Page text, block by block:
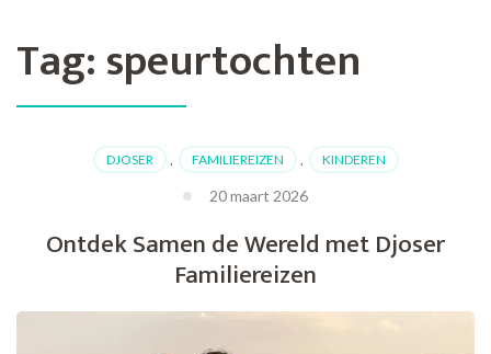
Tag:speurtochten
DJOSER , FAMILIEREIZEN , KINDEREN
20 maart 2026
Ontdek Samen de Wereld met Djoser
Familiereizen